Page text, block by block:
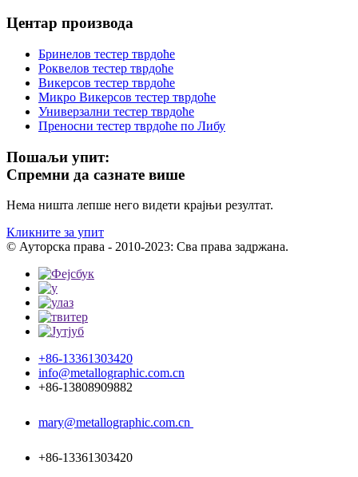
Центар производа
Бринелов тестер тврдоће
Роквелов тестер тврдоће
Викерсов тестер тврдоће
Микро Викерсов тестер тврдоће
Универзални тестер тврдоће
Преносни тестер тврдоће по Либу
Пошаљи упит:
Спремни да сазнате више
Нема ништа лепше него видети крајњи резултат.
Кликните за упит
© Ауторска права - 2010-2023: Сва права задржана.
+86-13361303420
info@metallographic.com.cn
+86-13808909882
mary@metallographic.com.cn
+86-13361303420